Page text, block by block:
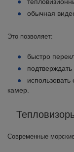
обычная
Это позволяет:
быстро
камер.
Современные